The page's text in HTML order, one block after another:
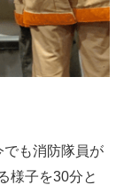
も消防隊員が
様子を30分と